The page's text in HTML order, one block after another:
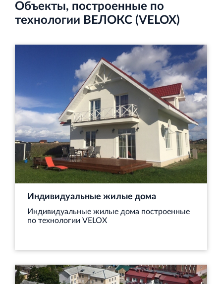
Строительная система ROSSTRO‐VELOX
Несъёмная опалубка из щепоцементных плит
Научно‐исследовательский институт
ЛЕННИИПРОЕКТ
Проектный институт по жилищно‐гражданскому
строительству
Современный торговый комплекс в центре города
Объекты, построенные по
технологии ВЕЛОКС (VELOX)
Индивидуальные жилые дома
Индивидуальные жилые дома построенные
по технологии VELOX